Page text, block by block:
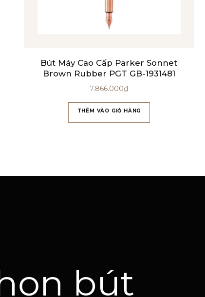
Bút Máy Cao Cấp Parker Sonnet
Brown Rubber PGT GB-1931481
7.866.000₫
THÊM VÀO GIỎ HÀNG
bút